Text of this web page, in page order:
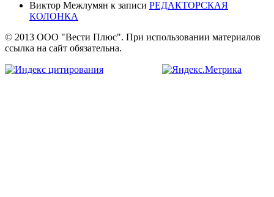
Виктор Межлумян к записи РЕДАКТОРСКАЯ
КОЛОНКА
© 2013 ООО "Вести Плюс". При использовании материалов
ссылка на сайт обязательна.